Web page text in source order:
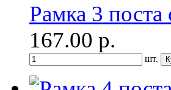
Рамка 3
167.00 р.
шт.